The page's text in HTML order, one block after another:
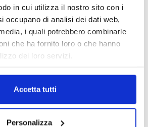
in cui utilizza il nostro sito con i
occupano di analisi dei dati web,
i quali potrebbero combinarle
che ha fornito loro o che hanno
dei loro servizi.
Accetta tutti
Personalizza
CAI” diventa digitale
Giugno 2026
2025. I TOP TEN
Giugno 2026